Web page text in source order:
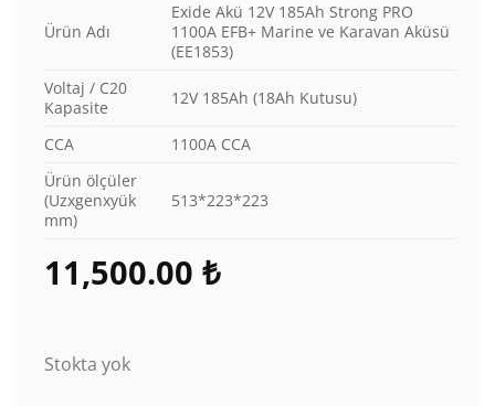
Ürün Adı
Exide Akü 12V 185Ah Strong PRO
1100A EFB+ Marine ve Karavan Aküsü
(EE1853)
Voltaj / C20
Kapasite
12V 185Ah (18Ah Kutusu)
CCA
1100A CCA
Ürün ölçüler
(Uzxgenxyük
mm)
513*223*223
11,500.00 ₺
Stokta yok